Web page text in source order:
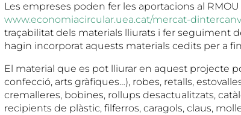
Les empreses poden fer les aportacions al RMOU
www.economiacircular.uea.cat/mercat-
traçabilitat dels materials lliurats i fer seguiment
hagin incorporat aquests materials cedits per a
El material que es pot lliurar en aquest projecte
confecció, arts gràfiques…), robes, retalls,
cremalleres, bobines, rollups desactualitzats,
recipients de plàstic, filferros, caragols, claus,